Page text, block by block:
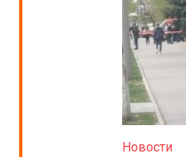
Новости